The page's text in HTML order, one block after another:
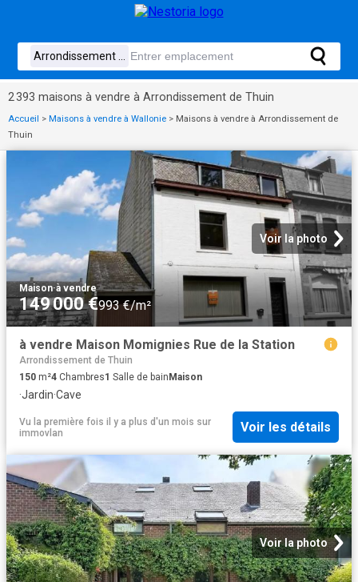
2 393 maisons à vendre à Arrondissement de Thuin
Accueil > Maisons à vendre à Wallonie > Maisons à vendre à Arrondissement de
Thuin
Voir la photo
Maison·à vendre
149 000 €993 €/m²
à vendre Maison Momignies Rue de la Station
Arrondissement de Thuin
150 m²4 Chambres1 Salle de bainMaison
·Jardin·Cave
Vu la première fois il y a plus d'un mois sur
immovlan
Voir les détails
Voir la photo